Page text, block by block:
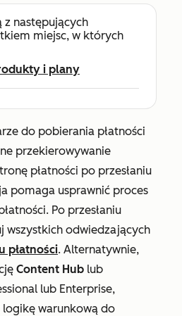
z następujących
miejsc, w których
i plany
do pobierania płatności
przekierowywanie
płatności po przesłaniu
pomaga usprawnić proces
Po przesłaniu
wszystkich odwiedzających
płatności. Alternatywnie,
Content Hub lub
lub Enterprise,
warunkową do